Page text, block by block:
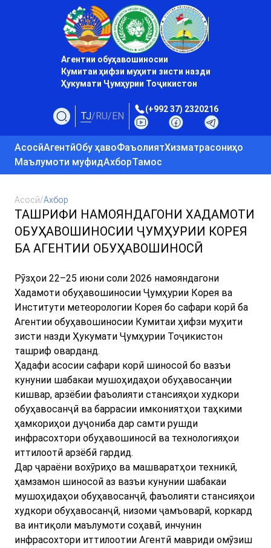
Агентии обуҳавошиносии
Кумитаи ҳифзи муҳити зисти назди
Ҳукумати Ҷумҳурии Тоҷикистон
TJ/RU/EN
(+992 37) 2320216
АсосӣАгентӣОбу ҳавоФаъолиятХизматрасониҳо
Маълумоти муфидАхборТамос
Асосӣ/Ахбор
ТАШРИФИ НАМОЯНДАГОНИ ХАДАМОТИ
ОБУҲАВОШИНОСИИ ҶУМҲУРИИ КОРЕЯ
БА АГЕНТИИ ОБУҲАВОШИНОСӢ
Рӯзҳои 22–25 июни соли 2026 намояндагони
Хадамоти обуҳавошиносии Ҷумҳурии Корея ва
Институти метеорологии Корея бо сафари корӣ ба
Агентии обуҳавошиносии Кумитаи ҳифзи муҳити
зисти назди Ҳукумати Ҷумҳурии Тоҷикистон
ташриф оварданд.
Ҳадафи асосии сафари корӣ шиносоӣ бо вазъи
кунунии шабакаи мушоҳидаҳои обуҳавосанҷии
кишвар, арзёбии фаъолияти стансияҳои худкори
обуҳавосанҷӣ ва баррасии имкониятҳои таҳкими
ҳамкориҳои дуҷониба дар самти рушди
инфрасохтори обуҳавошиносӣ ва технологияҳои
иттилоотӣ арзёбӣ гардид.
Дар ҷараёни вохӯриҳо ва машваратҳои техникӣ,
ҳамзамон шиносоӣ аз вазъи кунунии шабакаи
мушоҳидаҳои обуҳавосанҷӣ, фаъолияти стансияҳои
худкори обуҳавосанҷӣ, низоми ҷамъоварӣ, коркард
ва интиқоли маълумоти соҳавӣ, инчунин
инфрасохтори иттилоотии Агентӣ мавриди омӯзиш